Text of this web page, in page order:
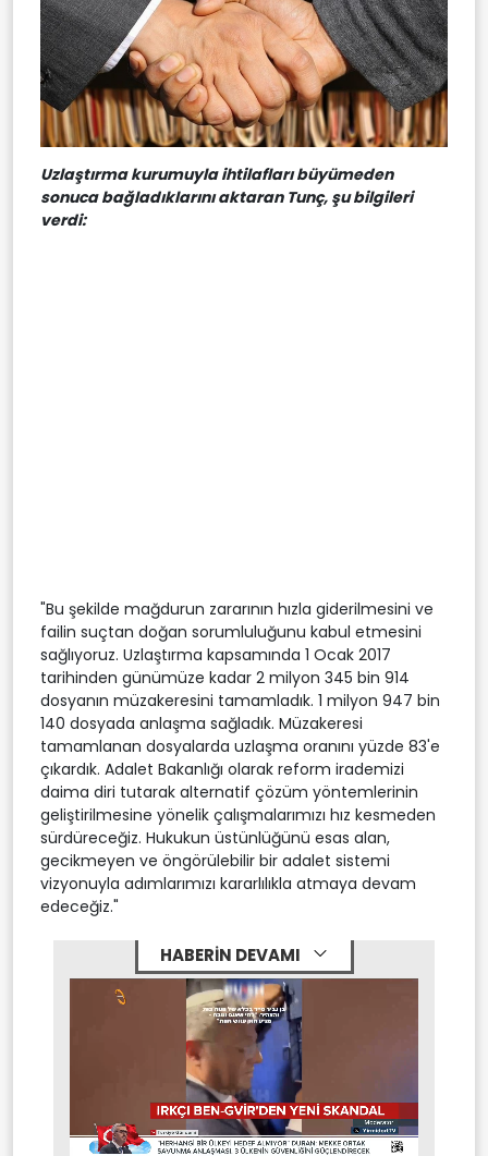
Uzlaştırma kurumuyla ihtilafları büyümeden
sonuca bağladıklarını aktaran Tunç, şu bilgileri
verdi:
"Bu şekilde mağdurun zararının hızla giderilmesini ve
failin suçtan doğan sorumluluğunu kabul etmesini
sağlıyoruz. Uzlaştırma kapsamında 1 Ocak 2017
tarihinden günümüze kadar 2 milyon 345 bin 914
dosyanın müzakeresini tamamladık. 1 milyon 947 bin
140 dosyada anlaşma sağladık. Müzakeresi
tamamlanan dosyalarda uzlaşma oranını yüzde 83'e
çıkardık. Adalet Bakanlığı olarak reform irademizi
daima diri tutarak alternatif çözüm yöntemlerinin
geliştirilmesine yönelik çalışmalarımızı hız kesmeden
sürdüreceğiz. Hukukun üstünlüğünü esas alan,
gecikmeyen ve öngörülebilir bir adalet sistemi
vizyonuyla adımlarımızı kararlılıkla atmaya devam
edeceğiz."
HABERİN DEVAMI